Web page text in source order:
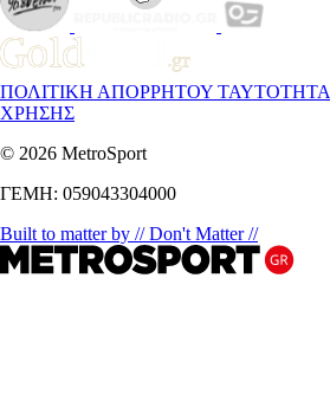
ΠΟΛΙΤΙΚΗ ΑΠΟΡΡΗΤΟΥ ΤΑΥΤΟΤΗΤΑ
ΧΡΗΣΗΣ
© 2026 MetroSport
ΓΕΜΗ: 059043304000
Built to matter by // Don't Matter //